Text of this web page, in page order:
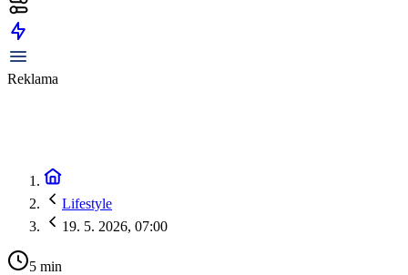
Reklama
Lifestyle
19. 5. 2026, 07:00
5 min